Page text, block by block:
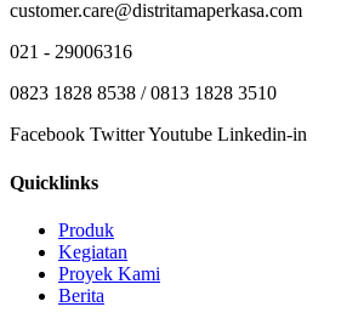
customer.care@distritamaperkasa.com
021 - 29006316
0823 1828 8538 / 0813 1828 3510
Facebook TwitterYoutube Linkedin-in
Quicklinks
Produk
Kegiatan
Proyek Kami
Berita